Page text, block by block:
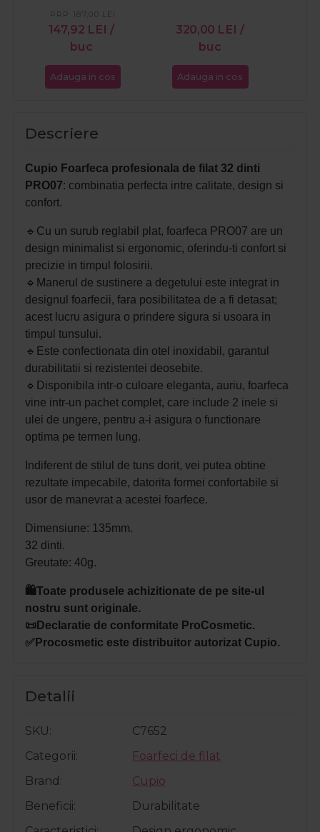
147,92 LEI /
buc
PRP: 187,00 LEI
Adauga in cos
320,00 LEI /
buc
Adauga in cos
Descriere
Cupio Foarfeca profesionala de filat 32 dinti
PRO07: combinatia perfecta intre calitate, design si
confort.
🔹 Cu un surub reglabil plat, foarfeca PRO07 are un
design minimalist si ergonomic, oferindu-ti confort si
precizie in timpul folosirii.
🔹 Manerul de sustinere a degetului este integrat in
designul foarfecii, fara posibilitatea de a fi detasat;
acest lucru asigura o prindere sigura si usoara in
timpul tunsului.
🔹Este confectionata din otel inoxidabil, garantul
durabilitatii si rezistentei deosebite.
🔹 Disponibila intr-o culoare eleganta, auriu, foarfeca
vine intr-un pachet complet, care include 2 inele si
ulei de ungere, pentru a-i asigura o functionare
optima pe termen lung.
Indiferent de stilul de tuns dorit, vei putea obtine
rezultate impecabile, datorita formei confortabile si
usor de manevrat a acestei foarfece.
Dimensiune: 135mm.
32 dinti.
Greutate: 40g.
🛍️Toate produsele achizitionate de pe site-ul
nostru sunt originale.
📜Declaratie de conformitate ProCosmetic.
✅Procosmetic este distribuitor autorizat Cupio.
Detalii
SKU
C7652
Categorii
Foarfeci de filat
Brand
Cupio
Beneficii
Durabilitate